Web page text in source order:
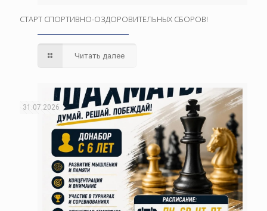
СТАРТ СПОРТИВНО-ОЗДОРОВИТЕЛЬНЫХ СБОРОВ!
Читать далее
31.07.2026